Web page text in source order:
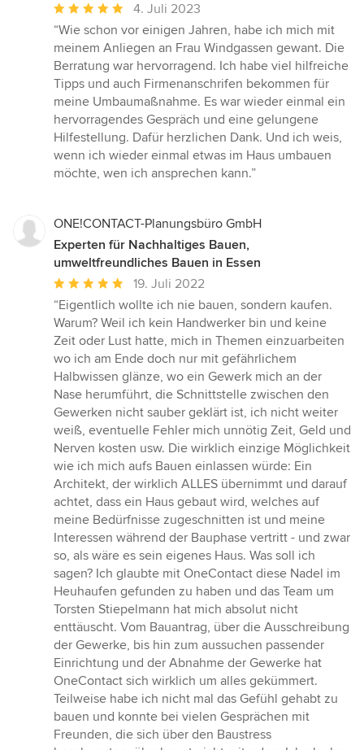
Durchschnittliche
Bewertung:
5
von
5
Sternen
4. Juli 2023
“Wie schon vor einigen Jahren, habe ich mich mit
meinem Anliegen an Frau Windgassen gewant. Die
Berratung war hervorragend. Ich habe viel hilfreiche
Tipps und auch Firmenanschrifen bekommen für
meine Umbaumaßnahme. Es war wieder einmal ein
hervorragendes Gespräch und eine gelungene
Hilfestellung. Dafür herzlichen Dank. Und ich weis,
wenn ich wieder einmal etwas im Haus umbauen
möchte, wen ich ansprechen kann.”
ONE!CONTACT-Planungsbüro GmbH
Experten für Nachhaltiges Bauen,
umweltfreundliches Bauen in Essen
Durchschnittliche
Bewertung:
5
von
5
Sternen
19. Juli 2022
“Eigentlich wollte ich nie bauen, sondern kaufen.
Warum? Weil ich kein Handwerker bin und keine
Zeit oder Lust hatte, mich in Themen einzuarbeiten
wo ich am Ende doch nur mit gefährlichem
Halbwissen glänze, wo ein Gewerk mich an der
Nase herumführt, die Schnittstelle zwischen den
Gewerken nicht sauber geklärt ist, ich nicht weiter
weiß, eventuelle Fehler mich unnötig Zeit, Geld und
Nerven kosten usw. Die wirklich einzige Möglichkeit
wie ich mich aufs Bauen einlassen würde: Ein
Architekt, der wirklich ALLES übernimmt und darauf
achtet, dass ein Haus gebaut wird, welches auf
meine Bedürfnisse zugeschnitten ist und meine
Interessen während der Bauphase vertritt - und zwar
so, als wäre es sein eigenes Haus. Was soll ich
sagen? Ich glaubte mit OneContact diese Nadel im
Heuhaufen gefunden zu haben und das Team um
Torsten Stiepelmann hat mich absolut nicht
enttäuscht. Vom Bauantrag, über die Ausschreibung
der Gewerke, bis hin zum aussuchen passender
Einrichtung und der Abnahme der Gewerke hat
OneContact sich wirklich um alles gekümmert.
Teilweise habe ich nicht mal das Gefühl gehabt zu
bauen und konnte bei vielen Gesprächen mit
Freunden, die sich über den Baustress